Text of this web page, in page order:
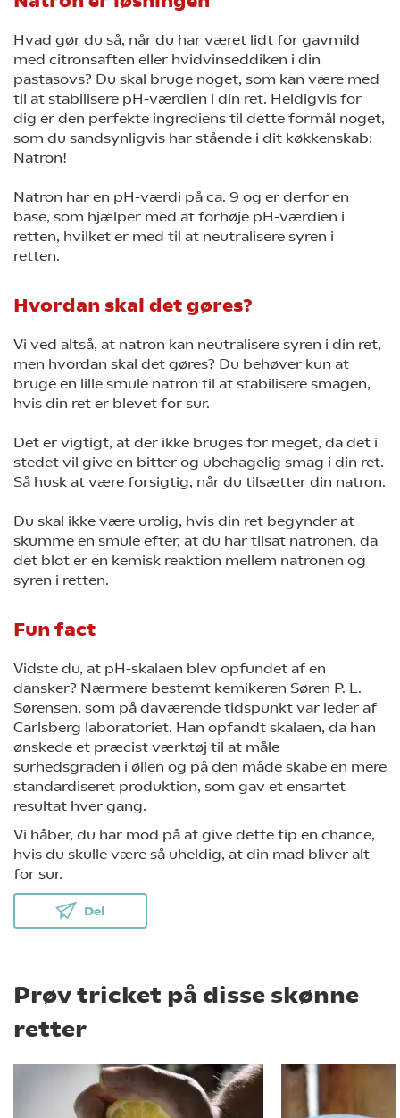
Hvad gør du så, når du har været lidt for gavmild
med citronsaften eller hvidvinseddiken i din
pastasovs? Du skal bruge noget, som kan være med
til at stabilisere pH-værdien i din ret. Heldigvis for
dig er den perfekte ingrediens til dette formål noget,
som du sandsynligvis har stående i dit køkkenskab:
Natron!
Natron har en pH-værdi på ca. 9 og er derfor en
base, som hjælper med at forhøje pH-værdien i
retten, hvilket er med til at neutralisere syren i
retten.
Hvordan skal det gøres?
Vi ved altså, at natron kan neutralisere syren i din ret,
men hvordan skal det gøres? Du behøver kun at
bruge en lille smule natron til at stabilisere smagen,
hvis din ret er blevet for sur.
Det er vigtigt, at der ikke bruges for meget, da det i
stedet vil give en bitter og ubehagelig smag i din ret.
Så husk at være forsigtig, når du tilsætter din natron.
Du skal ikke være urolig, hvis din ret begynder at
skumme en smule efter, at du har tilsat natronen, da
det blot er en kemisk reaktion mellem natronen og
syren i retten.
Fun fact
Vidste du, at pH-skalaen blev opfundet af en
dansker? Nærmere bestemt kemikeren Søren P. L.
Sørensen, som på daværende tidspunkt var leder af
Carlsberg laboratoriet. Han opfandt skalaen, da han
ønskede et præcist værktøj til at måle
surhedsgraden i øllen og på den måde skabe en mere
standardiseret produktion, som gav et ensartet
resultat hver gang.
Vi håber, du har mod på at give dette tip en chance,
hvis du skulle være så uheldig, at din mad bliver alt
for sur.
Del
Prøv tricket på disse skønne
retter